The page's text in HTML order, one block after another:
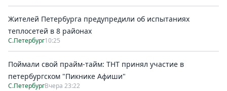
Жителей Петербурга предупредили об испытаниях
теплосетей в 8 районах
С.Петербург10:25
Поймали свой прайм-тайм: ТНТ принял участие в
петербургском "Пикнике Афиши"
С.ПетербургВчера 23:22